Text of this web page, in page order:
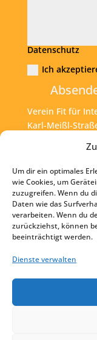
Um dir ein optimales
wie Cookies, um
zuzugreifen. Wenn du
Daten wie das
verarbeiten. Wenn du
zurückziehst, können
beeinträchtigt werden.
Dienste verwalten
Datenschutz
Ich
Verein Fit für
Karl-Meißl-
Tel:+43 1 925
Mail:
Startseite
Kontakt
Impressum